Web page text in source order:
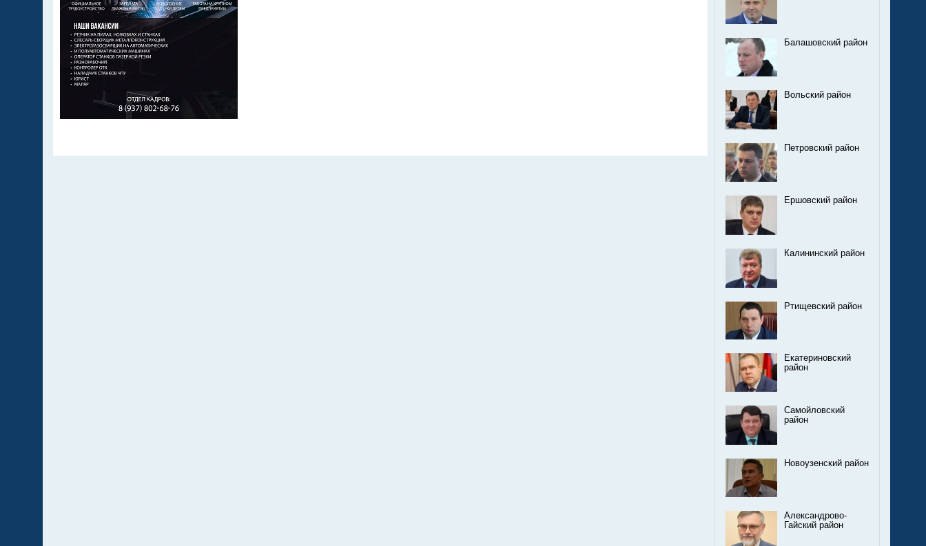
Балашовский район
Вольский район
Петровский район
Ершовский район
Калининский район
Ртищевский район
Екатериновский
район
Самойловский
район
Новоузенский район
Александрово-
Гайский район